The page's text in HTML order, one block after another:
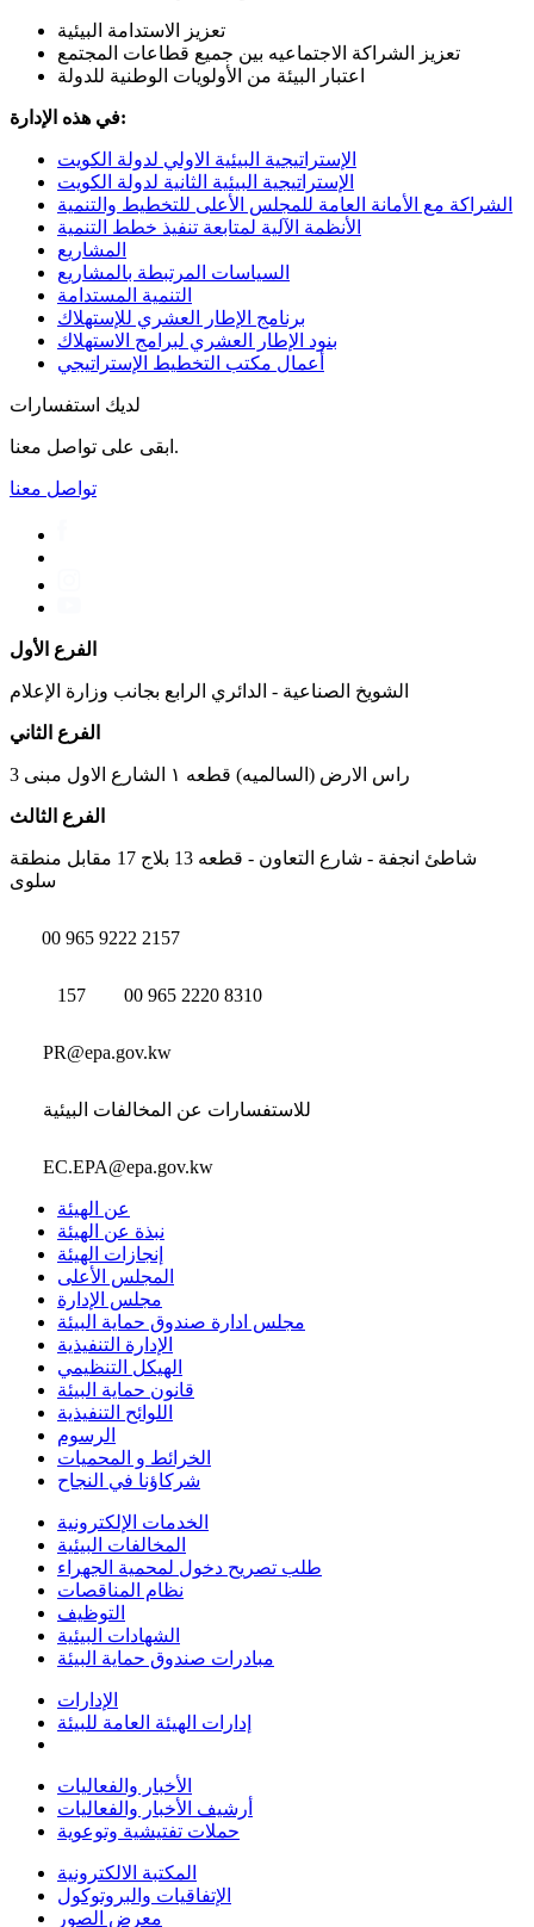
تعزيز الاستدامة البيئية
تعزيز الشراكة الاجتماعيه بين جميع قطاعات المجتمع
اعتبار البيئة من الأولويات الوطنية للدولة
في هذه الإدارة:
الإستراتيجية البيئية الاولي لدولة الكويت
الإستراتيجية البيئية الثانية لدولة الكويت
الشراكة مع الأمانة العامة للمجلس الأعلى للتخطيط والتنمية
الأنظمة الآلية لمتابعة تنفيذ خطط التنمية
المشاريع
السياسات المرتبطة بالمشاريع
التنمية المستدامة
برنامج الإطار العشري للإستهلاك
بنود الإطار العشري لبرامج الاستهلاك
أعمال مكتب التخطیط الإستراتیجي
لديك استفسارات
ابقى على تواصل معنا.
تواصل معنا
الفرع الأول
الشويخ الصناعية - الدائري الرابع بجانب وزارة الإعلام
الفرع الثاني
راس الارض (السالميه) قطعه ١ الشارع الاول مبنى 3
الفرع الثالث
شاطئ انجفة - شارع التعاون - قطعه 13 بلاج 17 مقابل منطقة
سلوى
00 965 9222 2157
157 00 965 2220 8310
PR@epa.gov.kw
للاستفسارات عن المخالفات البيئية
EC.EPA@epa.gov.kw
عن الهيئة
نبذة عن الهيئة
إنجازات الهيئة
المجلس الأعلى
مجلس الإدارة
مجلس ادارة صندوق حماية البيئة
الإدارة التنفيذية
الهيكل التنظيمي
قانون حماية البيئة
اللوائح التنفيذية
الرسوم
الخرائط و المحميات
شركاؤنا في النجاح
الخدمات الإلكترونية
المخالفات البيئية
طلب تصريح دخول لمحمية الجهراء
نظام المناقصات
التوظيف
الشهادات البيئية
مبادرات صندوق حماية البيئة
الإدارات
إدارات الهيئة العامة للبيئة
الأخبار والفعاليات
أرشيف الأخبار والفعاليات
حملات تفتيشية وتوعوية
المكتبة الالكترونية
الإتفاقيات والبروتوكول
معرض الصور